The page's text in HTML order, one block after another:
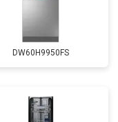
DW60H9950FS